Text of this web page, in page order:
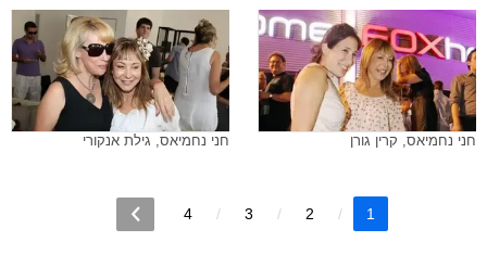
חני נחמיאס, קרין גורן חני נחמיאס, גילת אנקורי
1
2
3
4